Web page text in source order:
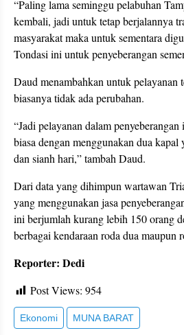
“Paling lama seminggu pelabuhan
kembali, jadi untuk tetap berjalannya
masyarakat maka untuk sementara
Tondasi ini untuk penyeberangan
Daud menambahkan untuk pelayanan
biasanya tidak ada perubahan.
“Jadi pelayanan dalam
biasa dengan menggunakan dua
dan sianh hari,” tambah Daud.
Dari data yang dihimpun wartawan
yang menggunakan jasa
ini berjumlah kurang lebih 150 orang
berbagai kendaraan roda dua maupun
Reporter: Dedi
Post Views: 954
Ekonomi MUNA BARAT